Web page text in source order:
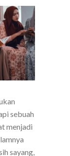
sebuah
menjadi
sayang,